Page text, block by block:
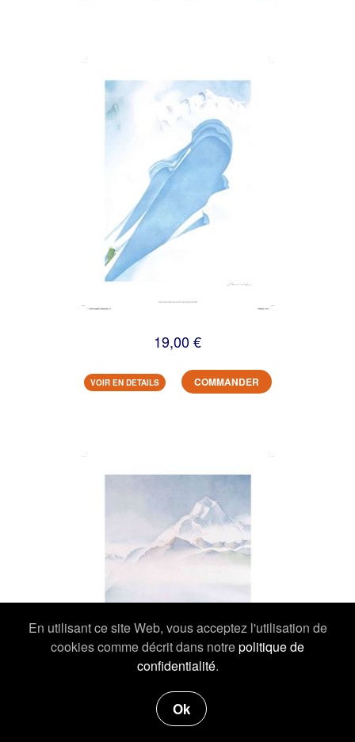
En utilisant ce site Web, vous acceptez l'utilisation de
cookies comme décrit dans notrepolitique de
confidentialité.
Ok
19,00 €
VOIR EN DETAILS COMMANDER